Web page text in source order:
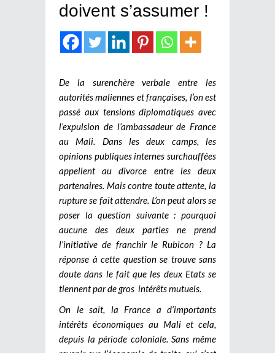
doivent s’assumer !
De la surenchère verbale entre les
autorités maliennes et françaises, l’on est
passé aux tensions diplomatiques avec
l’expulsion de l’ambassadeur de France
au Mali. Dans les deux camps, les
opinions publiques internes surchauffées
appellent au divorce entre les deux
partenaires. Mais contre toute attente, la
rupture se fait attendre. L’on peut alors se
poser la question suivante : pourquoi
aucune des deux parties ne prend
l’initiative de franchir le Rubicon ? La
réponse à cette question se trouve sans
doute dans le fait que les deux Etats se
tiennent par de gros intérêts mutuels.
On le sait, la France a d’importants
intérêts économiques au Mali et cela,
depuis la période coloniale. Sans même